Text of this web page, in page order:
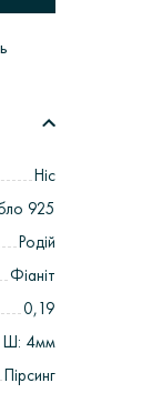
Ніс
925
Родій
Фіаніт
0,19
Ш: 4мм
Пірсинг